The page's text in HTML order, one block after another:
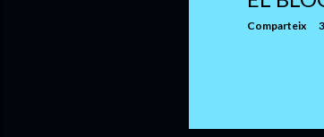
Comparteix